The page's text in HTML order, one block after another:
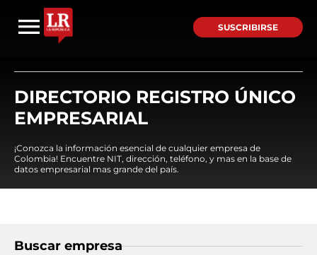
SUSCRIBIRSE
DIRECTORIO REGISTRO ÚNICO
EMPRESARIAL
¡Conozca la información esencial de cualquier empresa de
Colombia! Encuentre NIT, dirección, teléfono, y mas en la base de
datos empresarial mas grande del país.
Buscar empresa